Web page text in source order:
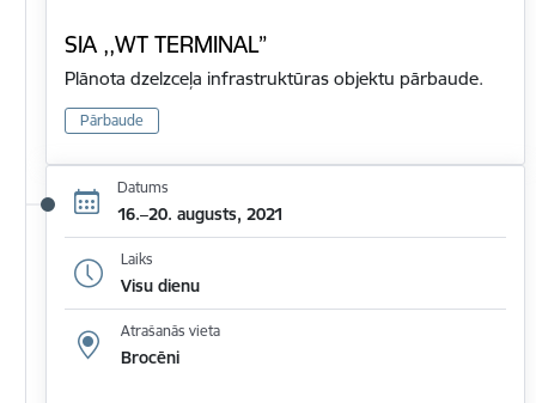
SIA ,,WT TERMINAL”
Plānota dzelzceļa infrastruktūras objektu pārbaude.
Pārbaude
Datums
16.–20. augusts, 2021
Laiks
Visu dienu
Atrašanās vieta
Brocēni